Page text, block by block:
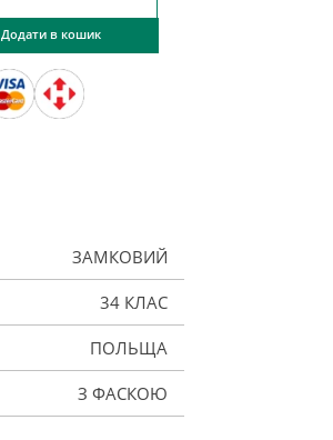
Додати в кошик
ЗАМКОВИЙ
34 КЛАС
ПОЛЬЩА
З ФАСКОЮ